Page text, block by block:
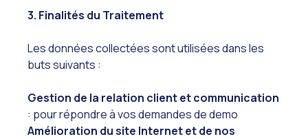
3. Finalités du Traitement
Les données collectées sont utilisées dans les
buts suivants :
Gestion de la relation client et communication
: pour répondre à vos demandes de demo
Amélioration du site Internet et de nos